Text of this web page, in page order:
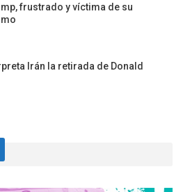
frustrado y víctima de su
Irán la retirada de Donald